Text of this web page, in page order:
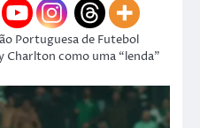
Portuguesa de Futebol
Charlton como uma “lenda”